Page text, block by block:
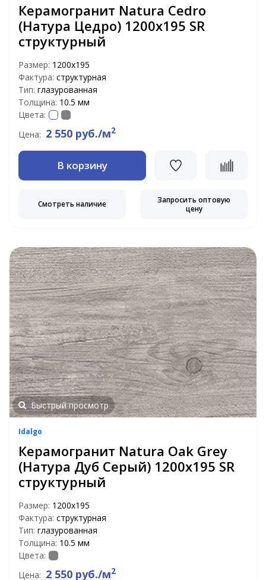
Керамогранит Natura Cedro
(Натура Цедро) 1200х195 SR
структурный
Размер: 1200х195
Фактура: структурная
Тип: глазурованная
Толщина: 10.5 мм
Цвета:
Цена: 2 550 руб./м2
В корзину
Смотреть наличие
Запросить оптовую
цену
Быстрый просмотр
Idalgo
Керамогранит Natura Oak Grey
(Натура Дуб Серый) 1200х195 SR
структурный
Размер: 1200х195
Фактура: структурная
Тип: глазурованная
Толщина: 10.5 мм
Цвета:
Цена: 2 550 руб./м2